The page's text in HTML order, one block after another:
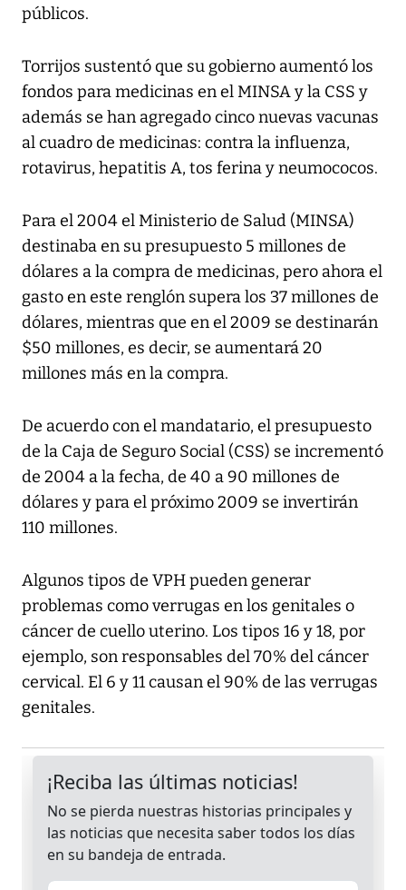
públicos.
Torrijos sustentó que su gobierno aumentó los
fondos para medicinas en el MINSA y la CSS y
además se han agregado cinco nuevas vacunas
al cuadro de medicinas: contra la influenza,
rotavirus, hepatitis A, tos ferina y neumococos.
Para el 2004 el Ministerio de Salud (MINSA)
destinaba en su presupuesto 5 millones de
dólares a la compra de medicinas, pero ahora el
gasto en este renglón supera los 37 millones de
dólares, mientras que en el 2009 se destinarán
$50 millones, es decir, se aumentará 20
millones más en la compra.
De acuerdo con el mandatario, el presupuesto
de la Caja de Seguro Social (CSS) se incrementó
de 2004 a la fecha, de 40 a 90 millones de
dólares y para el próximo 2009 se invertirán
110 millones.
Algunos tipos de VPH pueden generar
problemas como verrugas en los genitales o
cáncer de cuello uterino. Los tipos 16 y 18, por
ejemplo, son responsables del 70% del cáncer
cervical. El 6 y 11 causan el 90% de las verrugas
genitales.